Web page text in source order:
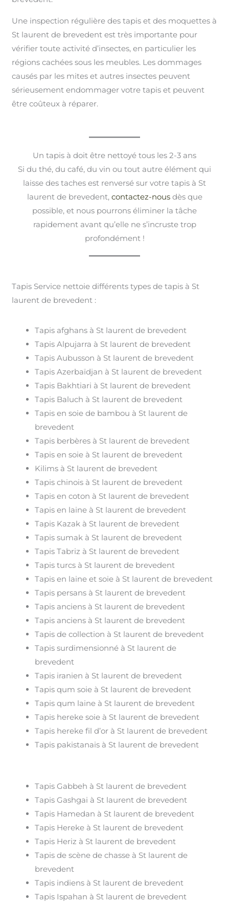
Une inspection régulière des tapis et des moquettes à
St laurent de brevedent est très importante pour
vérifier toute activité d’insectes, en particulier les
régions cachées sous les meubles. Les dommages
causés par les mites et autres insectes peuvent
sérieusement endommager votre tapis et peuvent
être coûteux à réparer.
Un tapis à doit être nettoyé tous les 2-3 ans
Si du thé, du café, du vin ou tout autre élément qui
laisse des taches est renversé sur votre tapis à St
laurent de brevedent, contactez-nousdès que
possible, et nous pourrons éliminer la tâche
rapidement avant qu’elle ne s’incruste trop
profondément !
Tapis Service nettoie différents types de tapis à St
laurent de brevedent :
Tapis afghans à St laurent de brevedent
Tapis Alpujarra à St laurent de brevedent
Tapis Aubusson à St laurent de brevedent
Tapis Azerbaïdjan à St laurent de brevedent
Tapis Bakhtiari à St laurent de brevedent
Tapis Baluch à St laurent de brevedent
Tapis en soie de bambou à St laurent de
brevedent
Tapis berbères à St laurent de brevedent
Tapis en soie à St laurent de brevedent
Kilims à St laurent de brevedent
Tapis chinois à St laurent de brevedent
Tapis en coton à St laurent de brevedent
Tapis en laine à St laurent de brevedent
Tapis Kazak à St laurent de brevedent
Tapis sumak à St laurent de brevedent
Tapis Tabriz à St laurent de brevedent
Tapis turcs à St laurent de brevedent
Tapis en laine et soie à St laurent de brevedent
Tapis persans à St laurent de brevedent
Tapis anciens à St laurent de brevedent
Tapis anciens à St laurent de brevedent
Tapis de collection à St laurent de brevedent
Tapis surdimensionné à St laurent de
brevedent
Tapis iranien à St laurent de brevedent
Tapis qum soie à St laurent de brevedent
Tapis qum laine à St laurent de brevedent
Tapis hereke soie à St laurent de brevedent
Tapis hereke fil d’or à St laurent de brevedent
Tapis pakistanais à St laurent de brevedent
Tapis Gabbeh à St laurent de brevedent
Tapis Gashgai à St laurent de brevedent
Tapis Hamedan à St laurent de brevedent
Tapis Hereke à St laurent de brevedent
Tapis Heriz à St laurent de brevedent
Tapis de scène de chasse à St laurent de
brevedent
Tapis indiens à St laurent de brevedent
Tapis Ispahan à St laurent de brevedent